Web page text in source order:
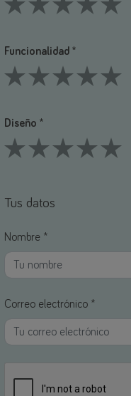
Funcionalidad *
Diseño *
Tus datos
Nombre *
Correo electrónico *